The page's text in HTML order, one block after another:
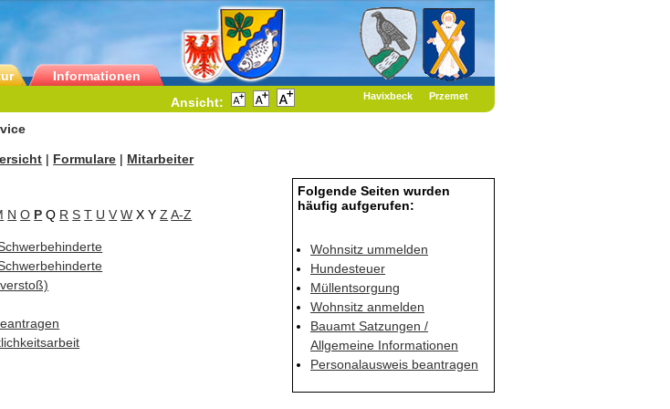
Havixbeck Przemet
Informationen
Ansicht:
| Formulare | Mitarbeiter
Folgende Seiten wurden
häufig aufgerufen:
Wohnsitz ummelden
Hundesteuer
Müllentsorgung
Wohnsitz anmelden
Bauamt Satzungen /
Allgemeine Informationen
Personalausweis beantragen
N O P Q R S T U V W X Y Z A-Z